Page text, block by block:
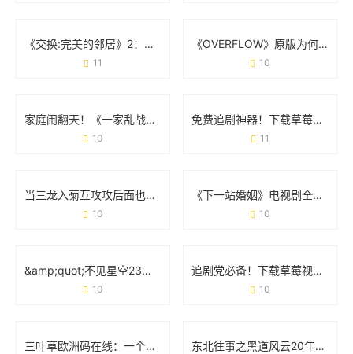
《交换:完美的邻居》2：当「身份互换」撞上「鸡毛蒜皮」
11
《OVERFLOW》原版为何让人念念不忘？从争议到经典的真相
10
家庭闹翻天！《一家乱战第07集》剧情亮点全梳理
10
免费追剧神器！下载草莓视频APP的正确方式与避坑指南
11
当三龙入菊互攻攻后面也有：一场网络热梗的狂欢与边界讨论
10
《下一站婚姻》电视剧全集免费观看：都市情感剧的正确打开方式
10
&amp;quot;不见星空23部在线播放&amp;quot;：一场打破常规的视觉实验
10
追剧党必备！下载草莓视频APP免费无限观看版实测体验
10
三叶草欧洲码在线：一个工具如何改变跨境购物体验 东北往事之黑道风云20年：一部江湖浮世绘，藏着多少人的青春与血性